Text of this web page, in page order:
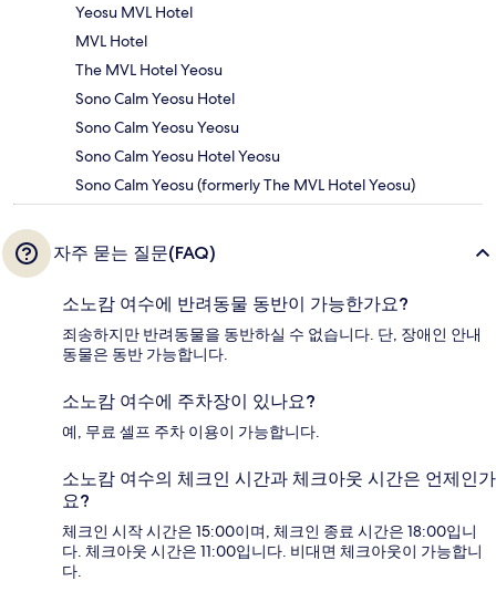
Yeosu MVL Hotel
MVL Hotel
The MVL Hotel Yeosu
Sono Calm Yeosu Hotel
Sono Calm Yeosu Yeosu
Sono Calm Yeosu Hotel Yeosu
Sono Calm Yeosu (formerly The MVL Hotel Yeosu)
자주 묻는 질문(FAQ)
소노캄 여수에 반려동물 동반이 가능한가요?
죄송하지만 반려동물을 동반하실 수 없습니다. 단, 장애인 안내
동물은 동반 가능합니다.
소노캄 여수에 주차장이 있나요?
예, 무료 셀프 주차 이용이 가능합니다.
소노캄 여수의 체크인 시간과 체크아웃 시간은 언제인가
요?
체크인 시작 시간은 15:00이며, 체크인 종료 시간은 18:00입니
다. 체크아웃 시간은 11:00입니다. 비대면 체크아웃이 가능합니
다.